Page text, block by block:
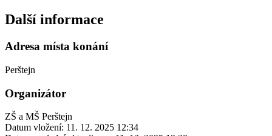
Další informace
Adresa místa konání
Perštejn
Organizátor
ZŠ a MŠ Perštejn
Datum vložení: 11. 12. 2025 12:34